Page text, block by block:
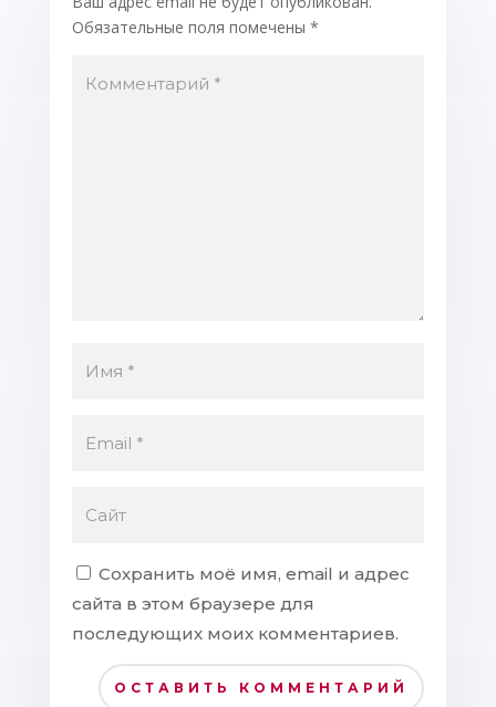
Обязательные поля помечены *
Сохранить моё имя, email и адрес
сайта в этом браузере для
последующих моих комментариев.
ОСТАВИТЬ КОММЕНТАРИЙ